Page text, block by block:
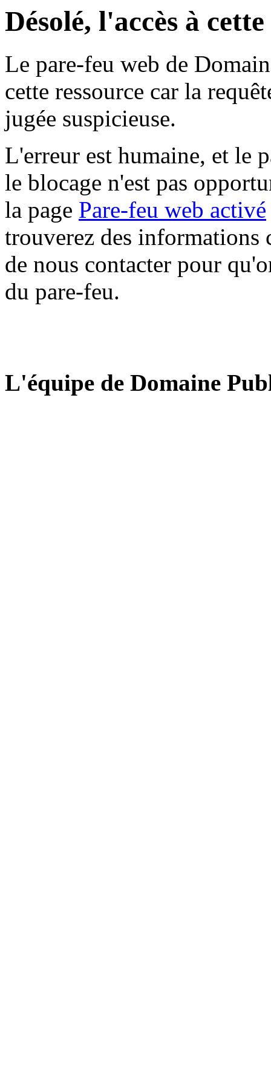
Désolé, l'accès à
Le pare-feu web de
cette ressource car la
jugée suspicieuse.
L'erreur est humaine, et le
le blocage n'est pas
la page Pare-feu web activé
trouverez des informations
de nous contacter pour
du pare-feu.
L'équipe de Domaine